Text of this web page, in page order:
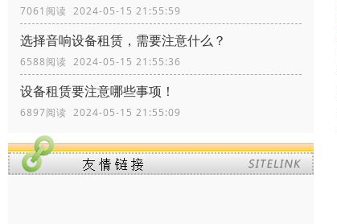
7061阅读 2024-05-15 21:55:59
选择音响设备租赁，需要注意什么？
6588阅读 2024-05-15 21:55:36
设备租赁要注意哪些事项！
6897阅读 2024-05-15 21:55:09